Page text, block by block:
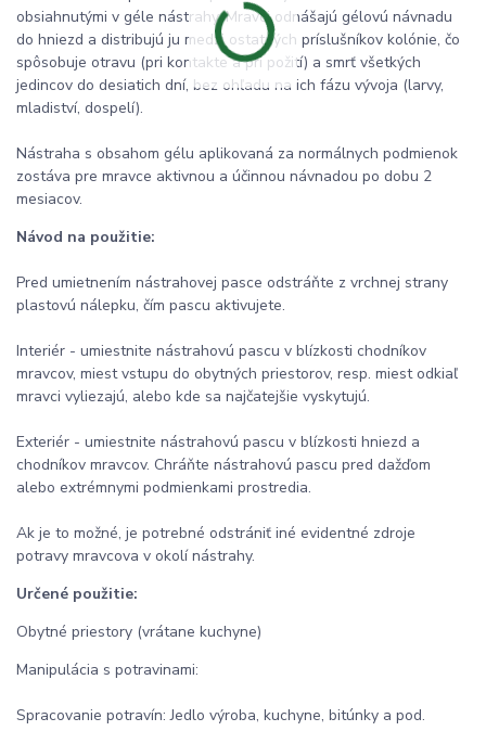
obsiahnutými v géle nástrahy. Mravci odnášajú gélovú návnadu
do hniezd a distribujú ju medzi ostatných príslušníkov kolónie, čo
spôsobuje otravu (pri kontakte a pri požití) a smrť všetkých
jedincov do desiatich dní, bez ohľadu na ich fázu vývoja (larvy,
mladiství, dospelí).
Nástraha s obsahom gélu aplikovaná za normálnych podmienok
zostáva pre mravce aktivnou a účinnou návnadou po dobu 2
mesiacov.
Návod na použitie:
Pred umietnením nástrahovej pasce odstráňte z vrchnej strany
plastovú nálepku, čím pascu aktivujete.
Interiér - umiestnite nástrahovú pascu v blízkosti chodníkov
mravcov, miest vstupu do obytných priestorov, resp. miest odkiaľ
mravci vyliezajú, alebo kde sa najčatejšie vyskytujú.
Exteriér - umiestnite nástrahovú pascu v blízkosti hniezd a
chodníkov mravcov. Chráňte nástrahovú pascu pred dažďom
alebo extrémnymi podmienkami prostredia.
Ak je to možné, je potrebné odstrániť iné evidentné zdroje
potravy mravcova v okolí nástrahy.
Určené použitie:
Obytné priestory (vrátane kuchyne)
Manipulácia s potravinami:
Spracovanie potravín: Jedlo výroba, kuchyne, bitúnky a pod.